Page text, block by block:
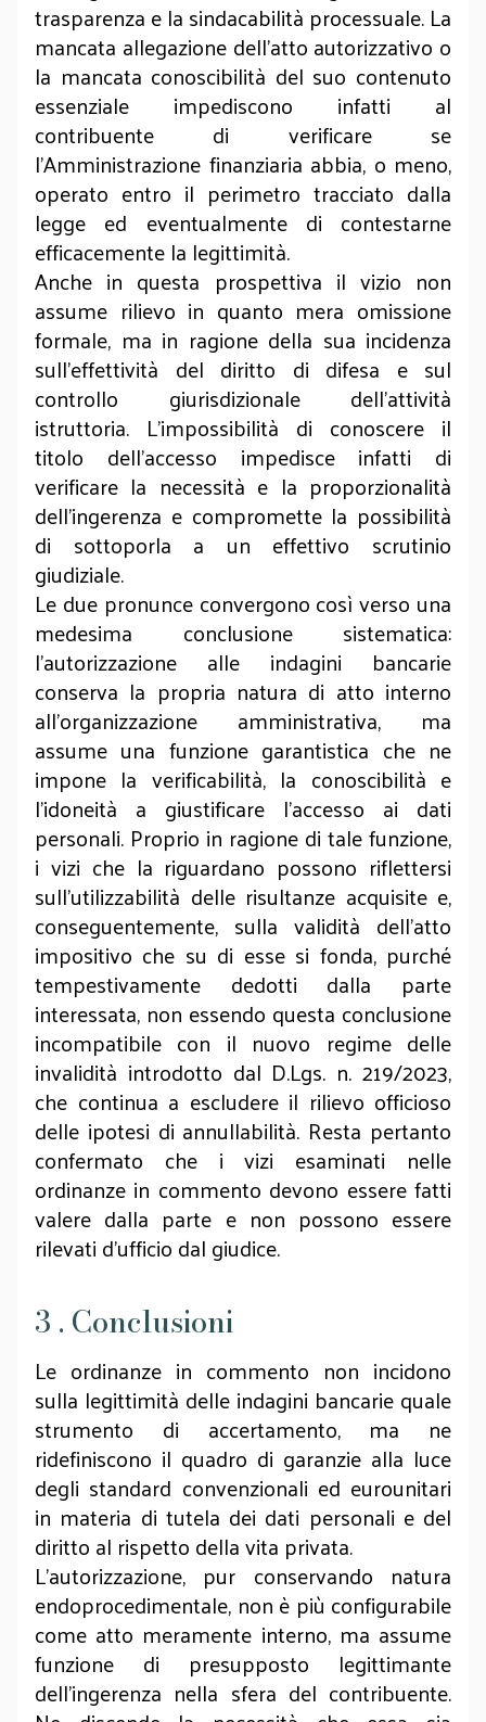
trasparenza e la sindacabilità processuale. La
mancata allegazione dell'atto autorizzativo o
la mancata conoscibilità del suo contenuto
essenziale impediscono infatti al
contribuente di verificare se
l'Amministrazione finanziaria abbia, o meno,
operato entro il perimetro tracciato dalla
legge ed eventualmente di contestarne
efficacemente la legittimità.
Anche in questa prospettiva il vizio non
assume rilievo in quanto mera omissione
formale, ma in ragione della sua incidenza
sull'effettività del diritto di difesa e sul
controllo giurisdizionale dell'attività
istruttoria. L'impossibilità di conoscere il
titolo dell'accesso impedisce infatti di
verificare la necessità e la proporzionalità
dell'ingerenza e compromette la possibilità
di sottoporla a un effettivo scrutinio
giudiziale.
Le due pronunce convergono così verso una
medesima conclusione sistematica:
l'autorizzazione alle indagini bancarie
conserva la propria natura di atto interno
all'organizzazione amministrativa, ma
assume una funzione garantistica che ne
impone la verificabilità, la conoscibilità e
l'idoneità a giustificare l'accesso ai dati
personali. Proprio in ragione di tale funzione,
i vizi che la riguardano possono riflettersi
sull'utilizzabilità delle risultanze acquisite e,
conseguentemente, sulla validità dell'atto
impositivo che su di esse si fonda, purché
tempestivamente dedotti dalla parte
interessata, non essendo questa conclusione
incompatibile con il nuovo regime delle
invalidità introdotto dal D.Lgs. n. 219/2023,
che continua a escludere il rilievo officioso
delle ipotesi di annullabilità. Resta pertanto
confermato che i vizi esaminati nelle
ordinanze in commento devono essere fatti
valere dalla parte e non possono essere
rilevati d'ufficio dal giudice.
3 . Conclusioni
Le ordinanze in commento non incidono
sulla legittimità delle indagini bancarie quale
strumento di accertamento, ma ne
ridefiniscono il quadro di garanzie alla luce
degli standard convenzionali ed eurounitari
in materia di tutela dei dati personali e del
diritto al rispetto della vita privata.
L'autorizzazione, pur conservando natura
endoprocedimentale, non è più configurabile
come atto meramente interno, ma assume
funzione di presupposto legittimante
dell'ingerenza nella sfera del contribuente.